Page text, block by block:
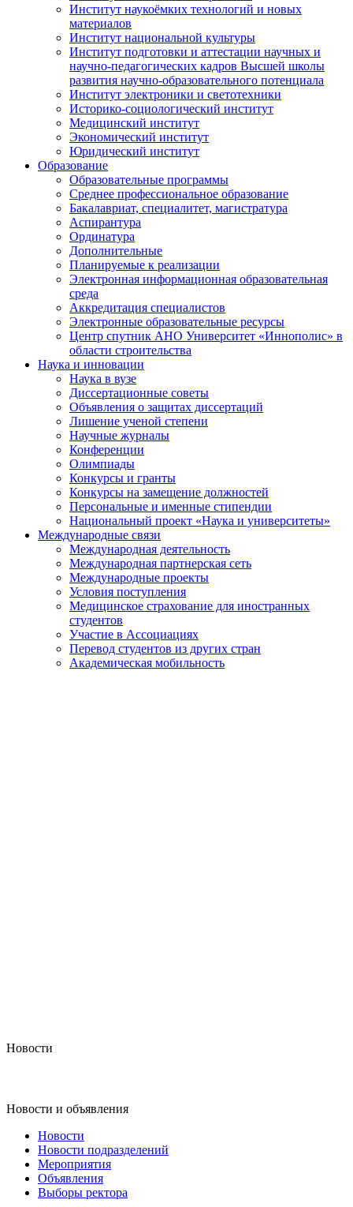
Институт наукоёмких технологий и новых
материалов
Институт национальной культуры
Институт подготовки и аттестации научных и
научно-педагогических кадров Высшей школы
развития научно-образовательного потенциала
Институт электроники и светотехники
Историко-социологический институт
Медицинский институт
Экономический институт
Юридический институт
Образование
Образовательные программы
Среднее профессиональное образование
Бакалавриат, специалитет, магистратура
Аспирантура
Ординатура
Дополнительные
Планируемые к реализации
Электронная информационная образовательная
среда
Аккредитация специалистов
Электронные образовательные ресурсы
Центр спутник АНО Университет «Иннополис» в
области строительства
Наука и инновации
Наука в вузе
Диссертационные советы
Объявления о защитах диссертаций
Лишение ученой степени
Научные журналы
Конференции
Олимпиады
Конкурсы и гранты
Конкурсы на замещение должностей
Персональные и именные стипендии
Национальный проект «Наука и университеты»
Международные связи
Международная деятельность
Международная партнерская сеть
Международные проекты
Условия поступления
Медицинское страхование для иностранных
студентов
Участие в Ассоциациях
Перевод студентов из других стран
Академическая мобильность
Новости
Новости и объявления
Новости
Новости подразделений
Мероприятия
Объявления
Выборы ректора